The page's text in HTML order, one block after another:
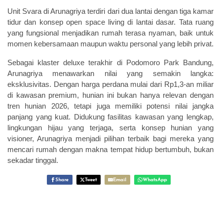
Unit Svara di Arunagriya terdiri dari dua lantai dengan tiga kamar
tidur dan konsep open space living di lantai dasar. Tata ruang
yang fungsional menjadikan rumah terasa nyaman, baik untuk
momen kebersamaan maupun waktu personal yang lebih privat.
Sebagai klaster deluxe terakhir di Podomoro Park Bandung,
Arunagriya menawarkan nilai yang semakin langka:
eksklusivitas. Dengan harga perdana mulai dari Rp1,3-an miliar
di kawasan premium, hunian ini bukan hanya relevan dengan
tren hunian 2026, tetapi juga memiliki potensi nilai jangka
panjang yang kuat. Didukung fasilitas kawasan yang lengkap,
lingkungan hijau yang terjaga, serta konsep hunian yang
visioner, Arunagriya menjadi pilihan terbaik bagi mereka yang
mencari rumah dengan makna tempat hidup bertumbuh, bukan
sekadar tinggal.
Share Tweet Email WhatsApp